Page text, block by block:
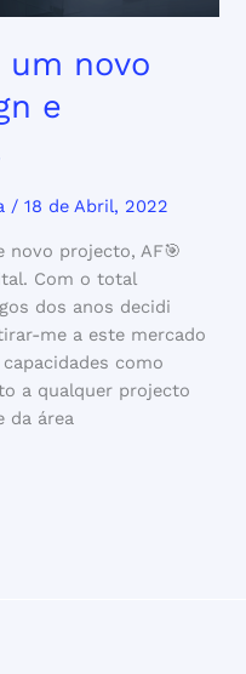
um novo
e
/18 de Abril, 2022
novo projecto, AF🎯
Com o total
dos anos decidi
me a este mercado
como
a qualquer projecto
da área